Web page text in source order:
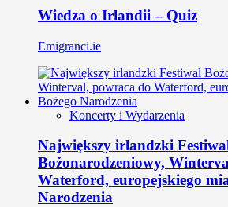
Wiedza o Irlandii – Quiz
Emigranci.ie
Koncerty i Wydarzenia
Największy irlandzki
Bożonarodzeniowy,
Waterford, europejskiego
Narodzenia